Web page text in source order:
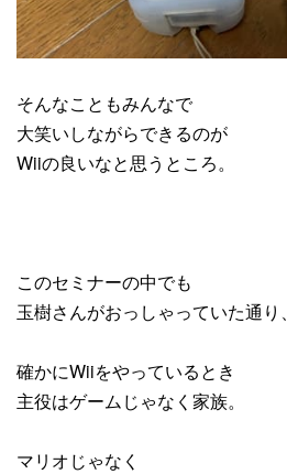
そんなこともみんなで
大笑いしながらできるのが
Wiiの良いなと思うところ。
このセミナーの中でも
玉樹さんがおっしゃっていた通り、
確かにWiiをやっているとき
主役はゲームじゃなく家族。
マリオじゃなく